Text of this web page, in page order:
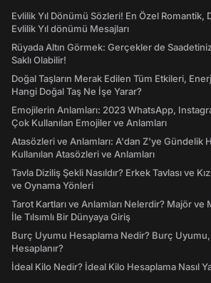
Evlilik Yıl Dönümü Sözleri! En Özel Romantik,
Evlilik Yıl dönümü Mesajları
Rüyada Altın Görmek: Gerçekler de
Saklı Olabilir!
Doğal Taşların Merak Edilen Tüm Etkileri,
Hangi Doğal Taş Ne İşe Yarar?
Emojilerin Anlamları: 2023 WhatsApp,
Çok Kullanılan Emojiler ve Anlamları
Atasözleri ve Anlamları: A'dan Z'ye Gündelik
Kullanılan Atasözleri ve Anlamları
Tavla Diziliş Şekli Nasıldır? Erkek Tavlası ve
ve Oynama Yönleri
Tarot Kartları ve Anlamları Nelerdir? Majör
İle Tılsımlı Bir Dünyaya Giriş
Burç Uyumu Hesaplama Nedir? Burç Uyumu,
Hesaplanır?
İdeal Kilo Nedir? İdeal Kilo Hesaplama Nasıl